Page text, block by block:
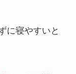
に寝やすいと